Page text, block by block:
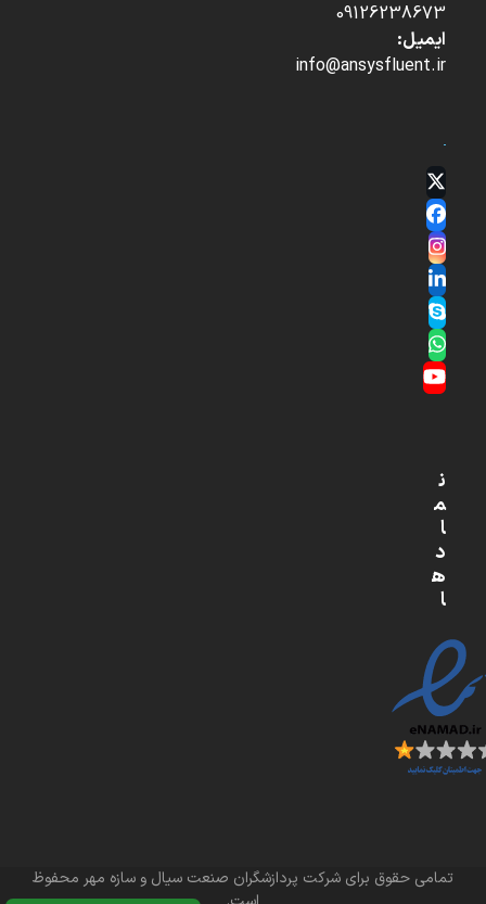
09126238673
ایمیل:
info@ansysfluent.ir
Twitter
(deprecated)
Facebook
Instagram
LinkedIn
Skype
Whatsapp
YouTube
ن
م
ا
د
ه
ا
تمامی حقوق برای شرکت پردازشگران صنعت سیال و سازه مهر محفوظ